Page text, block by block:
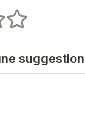
5 stars